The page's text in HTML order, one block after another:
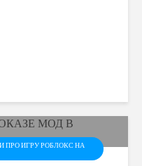
ПРО ИГРУ РОБЛОКС НА